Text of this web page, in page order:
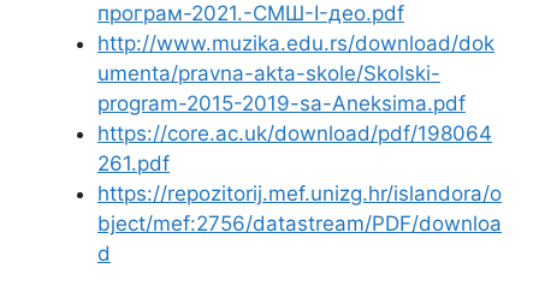
програм-2021.-СМШ-I-део.pdf
http://www.muzika.edu.rs/download/dok
umenta/pravna-akta-skole/Skolski-
program-2015-2019-sa-Aneksima.pdf
https://core.ac.uk/download/pdf/198064
261.pdf
https://repozitorij.mef.unizg.hr/islandora/o
bject/mef:2756/datastream/PDF/downloa
d